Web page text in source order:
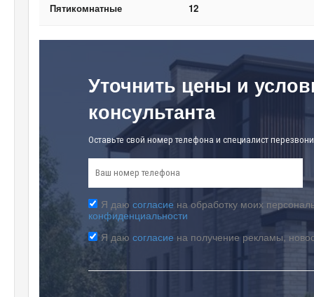
Пятикомнатные 12
Уточнить цены и
консультанта
Оставьте свой номер телефона и специалист
Я даю согласие на обработку моих
конфиденциальности
Я даю согласие на получение рекламы,